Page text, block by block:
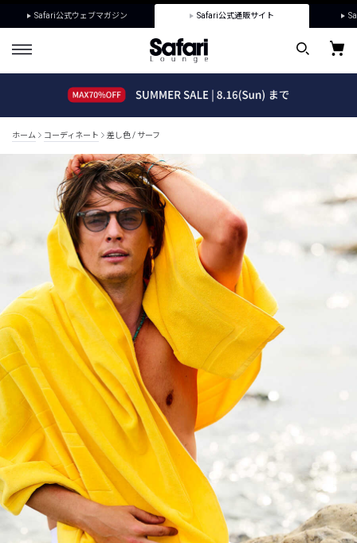
Safari公式ウェブマガジン Safari公式通販サイト
ホーム コーディネート 差し色 / サーフ